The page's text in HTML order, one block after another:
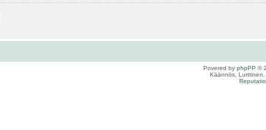
Povered by phpPP ©
Käännös, Lurttinen,